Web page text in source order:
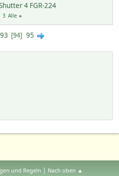
4 FGR-224
3 Alle
93 94 95
und Regeln | Nach oben ▲